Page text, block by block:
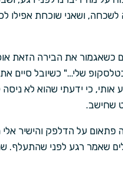
ושאני שוכחת אפילו
כשאגמור את הבירה הזאת
שלי…" כשיובל סיים
כי ידעתי שהוא לא
שחישב.
על הדלפק והישיר
שאמר רגע לפני שהתעלף.